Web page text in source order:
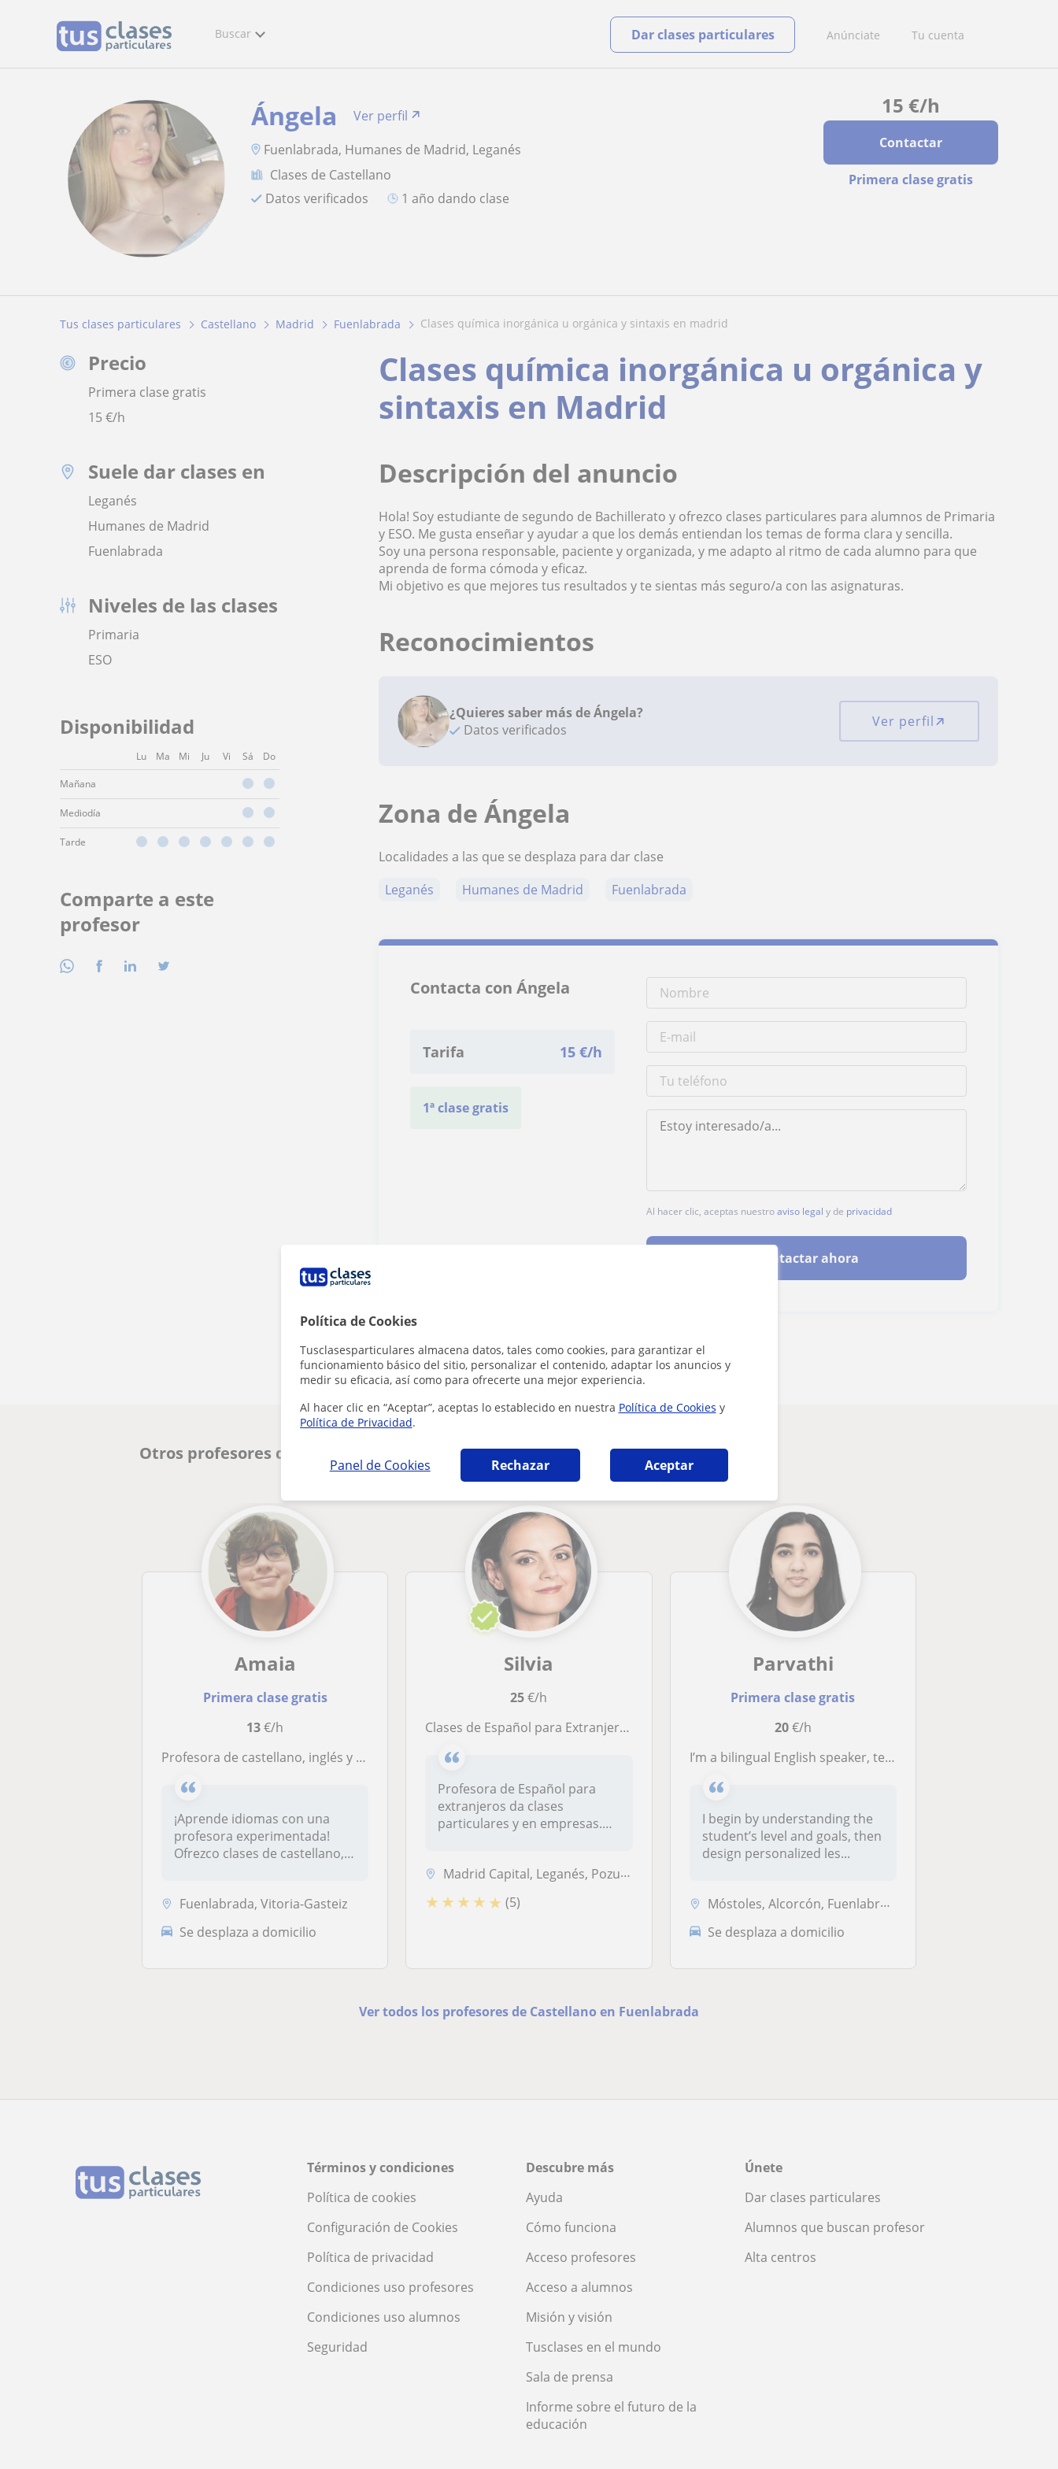
Política de Cookies
Tusclasesparticulares almacena datos, tales como cookies, para garantizar el
funcionamiento básico del sitio, personalizar el contenido, adaptar los anuncios y
medir su eficacia, así como para ofrecerte una mejor experiencia.
Al hacer clic en “Aceptar”, aceptas lo establecido en nuestra Política de Cookies y
Política de Privacidad.
Panel de Cookies Rechazar Aceptar
Buscar Anúnciate Tu cuenta
Dar clases particulares
15 €/h
Contactar
Primera clase gratis
Ángela
Ver perfil
Fuenlabrada, Humanes de Madrid, Leganés
Clases de Castellano
Datos verificados
1 año dando clase
Tus clases particulares Castellano Madrid Fuenlabrada clases química inorgánica u orgánica y sintaxis en madrid
Precio
Primera clase gratis
15€/h
Suele dar clases en
Leganés
Humanes de Madrid
Fuenlabrada
Niveles de las clases
Primaria
ESO
Disponibilidad
Lu Ma Mi Ju Vi Sá Do
Mañana
Mediodía
Tarde
Comparte a este
profesor
Clases química inorgánica u orgánica y
sintaxis en Madrid
Descripción del anuncio
Hola! Soy estudiante de segundo de Bachillerato y ofrezco clases particulares para alumnos de Primaria
y ESO. Me gusta enseñar y ayudar a que los demás entiendan los temas de forma clara y sencilla.
Soy una persona responsable, paciente y organizada, y me adapto al ritmo de cada alumno para que
aprenda de forma cómoda y eficaz.
Mi objetivo es que mejores tus resultados y te sientas más seguro/a con las asignaturas.
Reconocimientos
¿Quieres saber más de Ángela?
Datos verificados
Ver perfil
Zona de Ángela
Localidades a las que se desplaza para dar clase
Leganés
Humanes de Madrid Fuenlabrada
Contacta con Ángela
Tarifa 15 €/h
1ª clase gratis
Al hacer clic, aceptas nuestroaviso legal y de privacidad
Contactar ahora
Otros profesores de Castellano en Fuenlabrada que pueden interesarte
Amaia
Primera clase gratis
13€/h
Profesora de castellano, inglés y euskera
¡Aprende idiomas con una
profesora experimentada!
Ofrezco clases de castellano,
Fuenlabrada, Vitoria-Gasteiz
Se desplaza a domicilio
Silvia
25€/h
Clases de Español para Extranjeros presenciales y online/Spanish classes
Profesora de Español para
extranjeros da clases
particulares y en empresas.
Madrid Capital, Leganés, Pozuelo de Alarcón, Fuenlabrada, Coslada, Getafe, Parla, Pinto
★ ★ ★ ★ ★ (5)
Parvathi
Primera clase gratis
20€/h
I’m a bilingual English speaker, teaching children, teenagers and adults through clear and engaging lessons
I begin by understanding the
student’s level and goals, then
design personalized les...
Móstoles, Alcorcón, Fuenlabrada, Villaviciosa de Odón
Se desplaza a domicilio
Ver todos los profesores de Castellano en Fuenlabrada
Términos y condiciones
Política de cookies
Configuración de Cookies
Política de privacidad
Condiciones uso profesores
Condiciones uso alumnos
Seguridad
Descubre más
Ayuda
Cómo funciona
Acceso profesores
Acceso a alumnos
Misión y visión
Tusclases en el mundo
Sala de prensa
Informe sobre el futuro de la
educación
Únete
Dar clases particulares
Alumnos que buscan profesor
Alta centros